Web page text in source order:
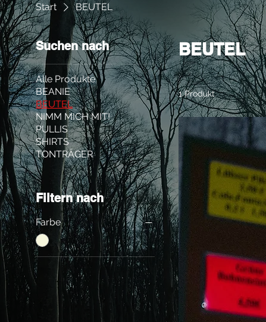
Start BEUTEL
Suchen nach
Alle Produkte
BEANIE
BEUTEL
NIMM MICH MIT!
PULLIS
SHIRTS
TONTRÄGER
Filtern nach
Farbe
BEUTEL
1 Produkt